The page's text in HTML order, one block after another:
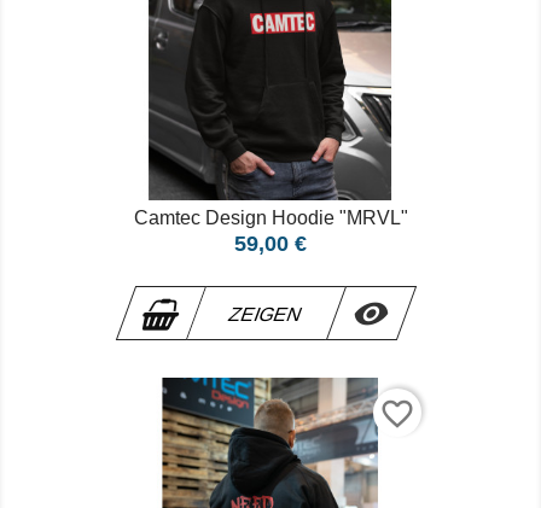
Camtec Design Hoodie "MRVL"
Preis
59,00 €
ZEIGEN 
favorite_border